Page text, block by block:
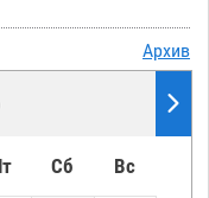
Архив
Сб Вс